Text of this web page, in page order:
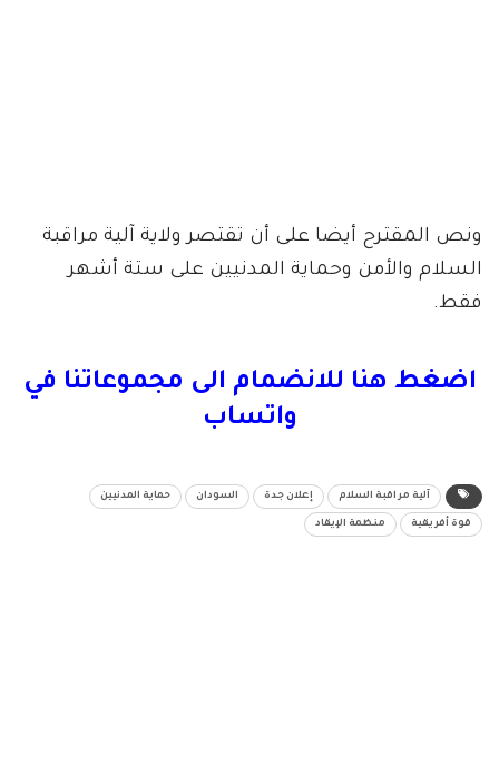
ونص المقترح أيضا على أن تقتصر ولاية آلية مراقبة
السلام والأمن وحماية المدنيين على ستة أشهر
فقط.
اضغط هنا للانضمام الى مجموعاتنا في
واتساب
آلية مراقبة السلام إعلان جدة السودان حماية المدنيين
قوة أفريقية منظمة الإيقاد